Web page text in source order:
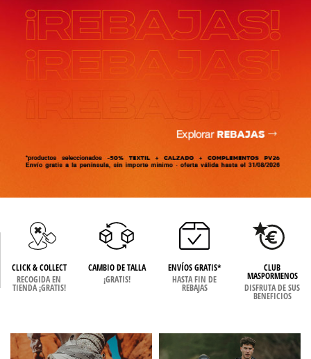
CLICK & COLLECT
RECOGIDA EN
TIENDA ¡GRATIS!
CAMBIO DE TALLA
¡GRATIS!
ENVÍOS GRATIS*
HASTA FIN DE
REBAJAS
CLUB
MASPORMENOS
DISFRUTA DE SUS
BENEFICIOS